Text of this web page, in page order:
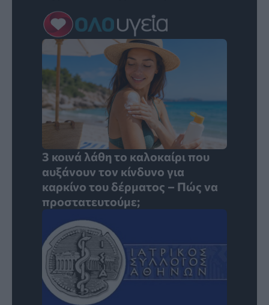
3 κοινά λάθη το καλοκαίρι που
αυξάνουν τον κίνδυνο για
καρκίνο του δέρματος – Πώς να
προστατευτούμε;